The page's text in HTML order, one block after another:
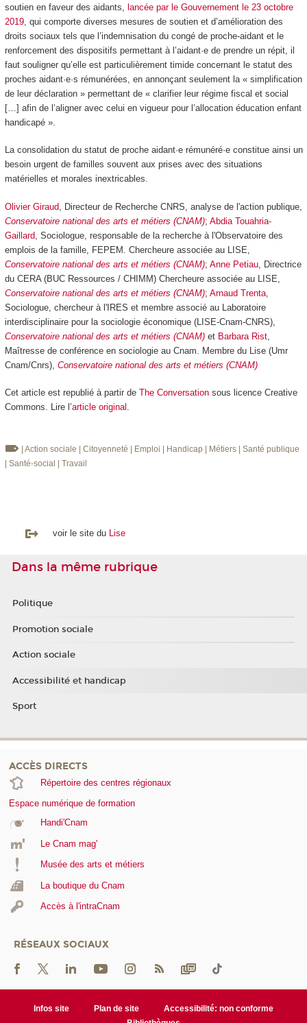
soutien en faveur des aidants, lancée par le Gouvernement le 23 octobre
2019, qui comporte diverses mesures de soutien et d’amélioration des
droits sociaux tels que l’indemnisation du congé de proche-aidant et le
renforcement des dispositifs permettant à l’aidant·e de prendre un répit, il
faut souligner qu’elle est particulièrement timide concernant le statut des
proches aidant·e·s rémunérées, en annonçant seulement la « simplification
de leur déclaration » permettant de « clarifier leur régime fiscal et social
[…] afin de l’aligner avec celui en vigueur pour l’allocation éducation enfant
handicapé ».
La consolidation du statut de proche aidant·e rémunéré·e constitue ainsi un
besoin urgent de familles souvent aux prises avec des situations
matérielles et morales inextricables.
Olivier Giraud, Directeur de Recherche CNRS, analyse de l'action publique,
Conservatoire national des arts et métiers (CNAM); Abdia Touahria-
Gaillard, Sociologue, responsable de la recherche à l'Observatoire des
emplois de la famille, FEPEM. Chercheure associée au LISE,
Conservatoire national des arts et métiers (CNAM); Anne Petiau, Directrice
du CERA (BUC Ressources / CHIMM) Chercheure associée au LISE,
Conservatoire national des arts et métiers (CNAM); Arnaud Trenta,
Sociologue, chercheur à l'IRES et membre associé au Laboratoire
interdisciplinaire pour la sociologie économique (LISE-Cnam-CNRS),
Conservatoire national des arts et métiers (CNAM)et Barbara Rist,
Maîtresse de conférence en sociologie au Cnam. Membre du Lise (Umr
Cnam/Cnrs), Conservatoire national des arts et métiers (CNAM)
Cet article est republié à partir de The Conversationsous licence Creative
Commons. Lire l’article original .
| Action sociale | Citoyenneté | Emploi | Handicap | Métiers | Santé publique
| Santé-social | Travail
voir le site du Lise
Dans la même rubrique
Politique
Promotion sociale
Action sociale
Accessibilité et handicap
Sport
ACCÈS DIRECTS
Répertoire des centres régionaux
Espace numérique de formation
Handi'Cnam
Le Cnam mag'
Musée des arts et métiers
La boutique du Cnam
Accès à l'intraCnam
RÉSEAUX SOCIAUX
Infos site Plan de site
Accessibilité: non conforme